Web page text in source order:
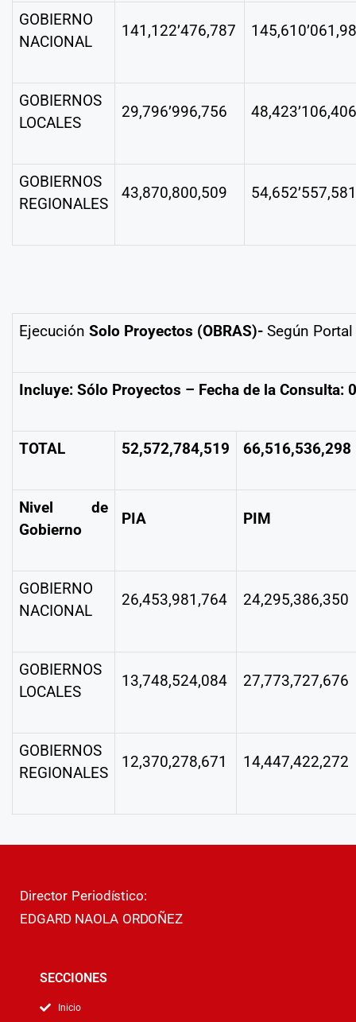
GOBIERNO
NACIONAL
141,122’476,787
GOBIERNOS
LOCALES
29,796’996,756 48,423’106,406
GOBIERNOS
REGIONALES
43,870,800,509 54,652’557,581
Ejecución Solo Proyectos (OBRAS)- Según
Incluye: Sólo Proyectos – Fecha de la Consulta:
TOTAL 52,572,784,519 66,516,536,298
Nivel de
Gobierno
PIA PIM
GOBIERNO
NACIONAL
26,453,981,764 24,295,386,350
GOBIERNOS
LOCALES
13,748,524,084 27,773,727,676
GOBIERNOS
REGIONALES
12,370,278,671 14,447,422,272
Director Periodístico:
EDGARD NAOLA ORDOÑEZ
SECCIONES
Inicio